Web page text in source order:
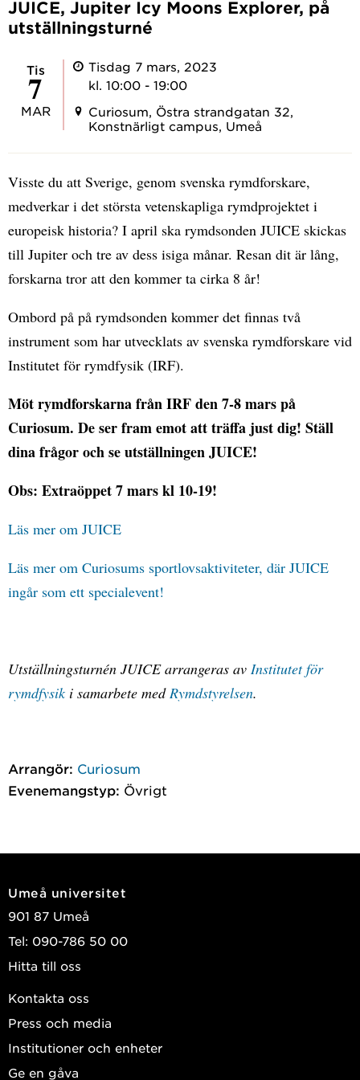
JUICE, Jupiter Icy Moons Explorer, på
utställningsturné
tis
7
MAR
Tisdag 7 mars, 2023
kl. 10:00 - 19:00
Curiosum, Östra strandgatan 32,
Konstnärligt campus, Umeå
Visste du att Sverige, genom svenska rymdforskare,
medverkar i det största vetenskapliga rymdprojektet i
europeisk historia? I april ska rymdsonden JUICE skickas
till Jupiter och tre av dess isiga månar. Resan dit är lång,
forskarna tror att den kommer ta cirka 8 år!
Ombord på på rymdsonden kommer det finnas två
instrument som har utvecklats av svenska rymdforskare vid
Institutet för rymdfysik (IRF).
Möt rymdforskarna från IRF den 7-8 mars på
Curiosum. De ser fram emot att träffa just dig! Ställ
dina frågor och se utställningen JUICE!
Obs: Extraöppet 7 mars kl 10-19!
Läs mer om JUICE
Läs mer om Curiosums sportlovsaktiviteter, där JUICE
ingår som ett specialevent!
Utställningsturnén JUICE arrangeras av Institutet för
rymdfysiki samarbete med Rymdstyrelsen.
Arrangör: Curiosum
Evenemangstyp: Övrigt
Umeå universitet
901 87 Umeå
Tel: 090-786 50 00
Hitta till oss
Kontakta oss
Press och media
Institutioner och enheter
Ge en gåva